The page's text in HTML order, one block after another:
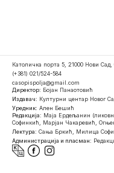
Католичка порта 5, 21000 Нови Сад,
(+381) 021/524-584
casopispolja@gmail.com
Директор: Бојан Панаотовић
Издавач: Културни центар Новог
Уредник: Ален Бешић
Редакција: Маја Ердељанин
Софинкић, Марјан Чакаревић,
Лектура: Сања Бркић, Милица
Администрација и пласман: